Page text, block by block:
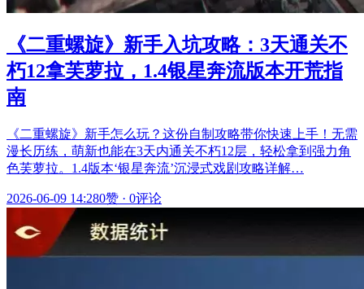
《二重螺旋》新手入坑攻略：3天通关不
朽12拿芙萝拉，1.4银星奔流版本开荒指
南
《二重螺旋》新手怎么玩？这份自制攻略带你快速上手！无需
漫长历练，萌新也能在3天内通关不朽12层，轻松拿到强力角
色芙萝拉。1.4版本‘银星奔流’沉浸式戏剧攻略详解…
2026-06-09 14:280赞 · 0评论